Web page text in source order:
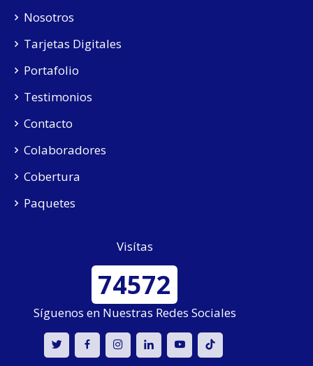
Nosotros
Tarjetas Digitales
Portafolio
Testimonios
Contacto
Colaboradores
Cobertura
Paquetes
Visítas
74572
Síguenos en Nuestras Redes Sociales